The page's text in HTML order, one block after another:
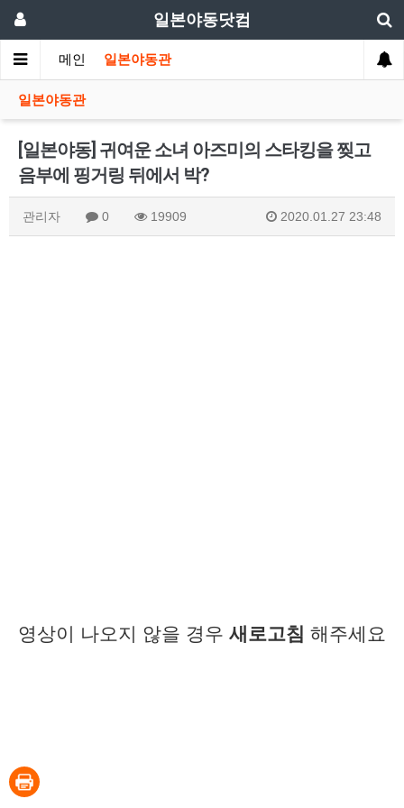
일본야동닷컴
메인 일본야동관
일본야동관
[일본야동] 귀여운 소녀 아즈미의 스타킹을 찢고
음부에 핑거링 뒤에서 박?
관리자 0 19909 2020.01.27 23:48
영상이 나오지 않을 경우 새로고침 해주세요